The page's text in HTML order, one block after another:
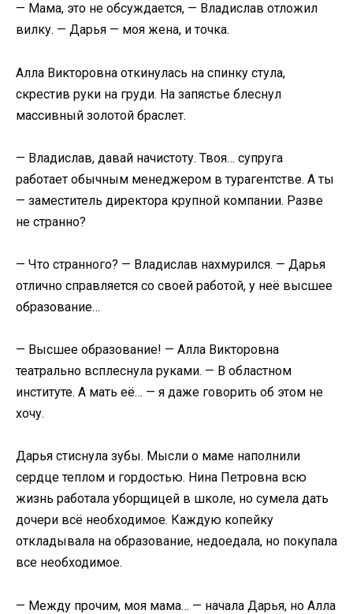
— Мама, это не обсуждается, — Владислав отложил
вилку. — Дарья — моя жена, и точка.
Алла Викторовна откинулась на спинку стула,
скрестив руки на груди. На запястье блеснул
массивный золотой браслет.
— Владислав, давай начистоту. Твоя… супруга
работает обычным менеджером в турагентстве. А ты
— заместитель директора крупной компании. Разве
не странно?
— Что странного? — Владислав нахмурился. — Дарья
отлично справляется со своей работой, у неё высшее
образование…
— Высшее образование! — Алла Викторовна
театрально всплеснула руками. — В областном
институте. А мать её… — я даже говорить об этом не
хочу.
Дарья стиснула зубы. Мысли о маме наполнили
сердце теплом и гордостью. Нина Петровна всю
жизнь работала уборщицей в школе, но сумела дать
дочери всё необходимое. Каждую копейку
откладывала на образование, недоедала, но покупала
все необходимое.
— Между прочим, моя мама… — начала Дарья, но Алла